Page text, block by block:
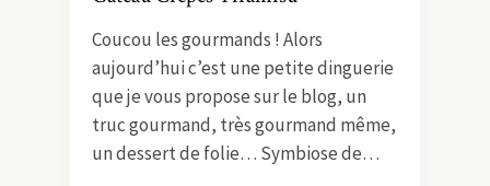
Coucou les gourmands ! Alors
aujourd’hui c’est une petite dinguerie
que je vous propose sur le blog, un
truc gourmand, très gourmand même,
un dessert de folie… Symbiose de…